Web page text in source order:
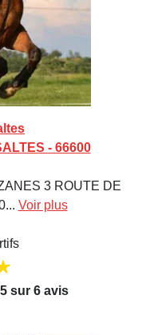
- 66600
3 ROUTE DE
Voir plus
sur 6 avis